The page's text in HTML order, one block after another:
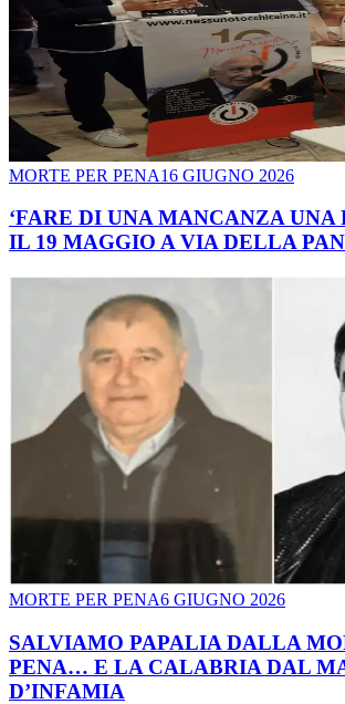
MORTE PER PENA16 GIUGNO 2026
‘FARE DI UNA MANCANZA UNA
IL 19 MAGGIO A VIA DELLA
MORTE PER PENA6 GIUGNO 2026
SALVIAMO PAPALIA DALLA
PENA… E LA CALABRIA DAL
D’INFAMIA